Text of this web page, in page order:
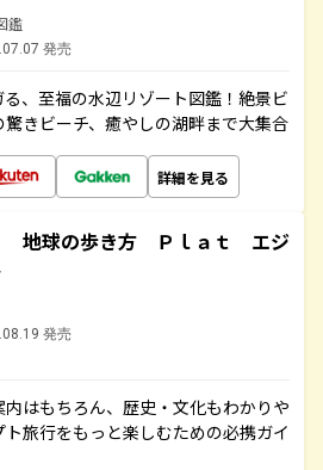
鑑
発売
、至福の水辺リゾート図鑑！絶景ビ
きビーチ、癒やしの湖畔まで大集合
詳細を見る
地球の歩き方 Ｐｌａｔ エジ
発売
はもちろん、歴史・文化もわかりや
旅行をもっと楽しむための必携ガイ